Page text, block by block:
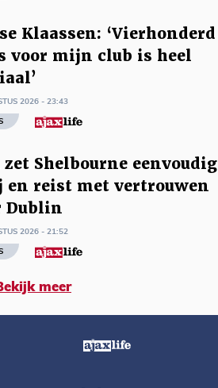
Klaassen: ‘Vierhonderd
voor mijn club is heel
2026 - 23:43
Shelbourne eenvoudig
en reist met vertrouwen
Dublin
2026 - 21:52
meer